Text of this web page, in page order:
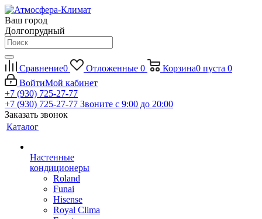
Ваш город
Долгопрудный
Сравнение0 Отложенные 0 Корзина0 пуста 0
ВойтиМой кабинет
+7 (930) 725-27-77
+7 (930) 725-27-77 Звоните с 9:00 до 20:00
Заказать звонок
Каталог
Настенные
кондиционеры
Roland
Funai
Hisense
Royal Clima